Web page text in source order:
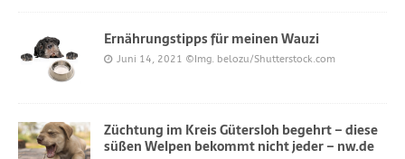
Ernährungstipps für meinen Wauzi
Juni 14, 2021 ©Img. belozu/Shutterstock.com
Züchtung im Kreis Gütersloh begehrt – diese
süßen Welpen bekommt nicht jeder – nw.de